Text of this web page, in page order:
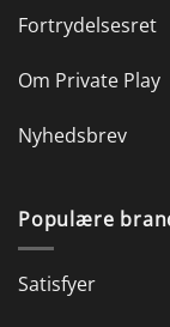
Fortrydelsesret
Om Private Play
Nyhedsbrev
Populære
Satisfyer